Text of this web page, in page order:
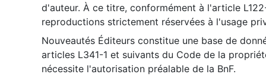
d'auteur. À ce titre, conformément à l'article
reproductions strictement réservées à l'usage
Nouveautés Éditeurs constitue une base de
articles L341-1 et suivants du Code de la
nécessite l'autorisation préalable de la BnF.